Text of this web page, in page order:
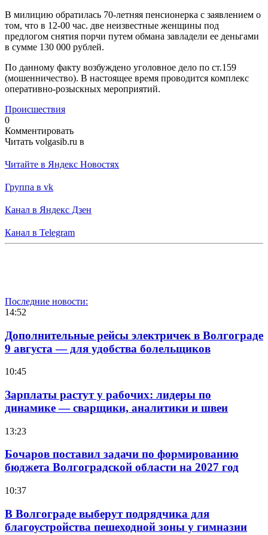
В милицию обратилась 70-летняя пенсионерка с заявлением о
том, что в 12-00 час. две неизвестные женщины под
предлогом снятия порчи путем обмана завладели ее деньгами
в сумме 130 000 рублей.
По данному факту возбуждено уголовное дело по ст.159
(мошенничество). В настоящее время проводится комплекс
оперативно-розыскных мероприятий.
Происшествия
0
Комментировать
Читать volgasib.ru в
Читайте в Яндекс Новостях
Группа в vk
Канал в Яндекс Дзен
Канал в Telegram
Последние новости:
14:52
Дополнительные рейсы электричек в Волгограде
9 августа — для удобства болельщиков
10:45
Зарплаты растут у рабочих: лидеры по
динамике — сварщики, аналитики и швеи
13:23
Бочаров поставил задачи по формированию
бюджета Волгоградской области на 2027 год
10:37
В Волгограде выберут подрядчика для
благоустройства пешеходной зоны у гимназии